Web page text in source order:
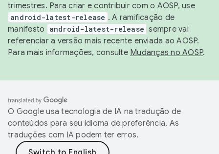
trimestres. Para criar e contribuir com o AOSP, use
android-latest-release . A ramificação de
manifesto
android-latest-release sempre vai
referenciar a versão mais recente enviada ao AOSP.
Para mais informações, consulte Mudanças no AOSP.
O Google usa tecnologia de IA na tradução de
conteúdos para seu idioma de preferência. As
traduções com IA podem ter erros.